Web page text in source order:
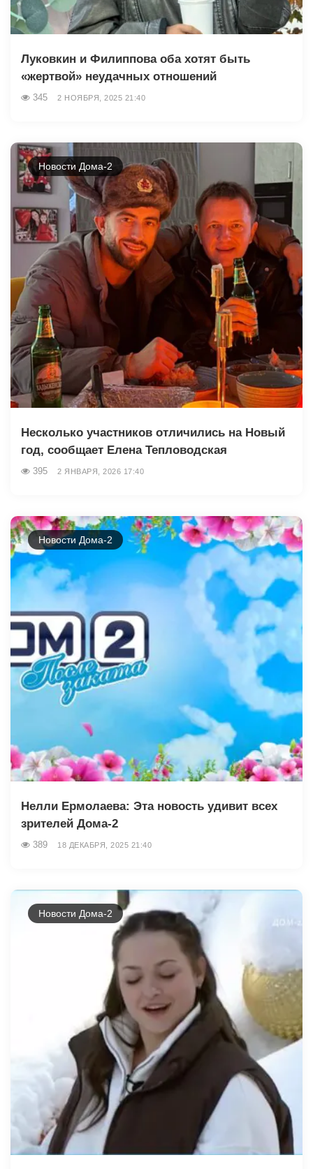
Луковкин и Филиппова оба хотят быть
«жертвой» неудачных отношений
345 2 НОЯБРЯ, 2025 21:40
Новости Дома-2
Несколько участников отличились на Новый
год, сообщает Елена Тепловодская
395 2 ЯНВАРЯ, 2026 17:40
Новости Дома-2
Нелли Ермолаева: Эта новость удивит всех
зрителей Дома-2
389 18 ДЕКАБРЯ, 2025 21:40
Новости Дома-2